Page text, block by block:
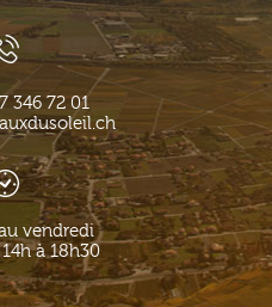
346 72 01
vendredi
à 18h30